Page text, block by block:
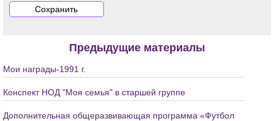
Предыдущие материалы
Мои награды-1991 г.
Конспект НОД "Моя семья" в старшей группе
Дополнительная общеразвивающая программа «Футбол